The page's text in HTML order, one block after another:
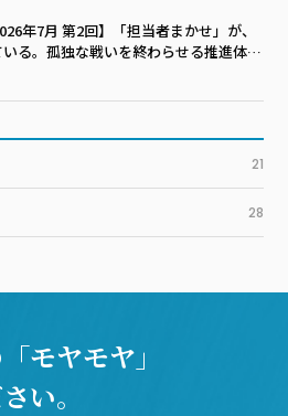
年7月 第2回】「担当者まかせ」が、
る。孤独な戦いを終わらせる推進体制
21
28
モヤモヤ」
い。